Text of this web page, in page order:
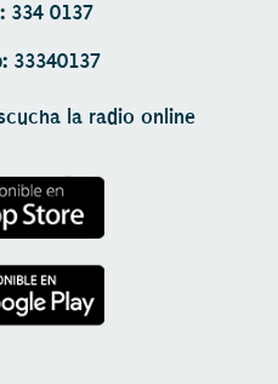
334 0137
33340137
la radio online